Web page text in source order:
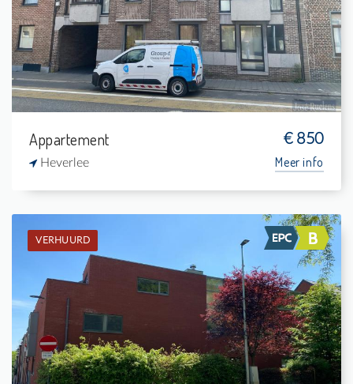
2
-
1
70 m²
Appartement € 850
Heverlee Meer info
VERHUURD
Verhuurd: Gelijkvloers app.
2
-
1
95 m²